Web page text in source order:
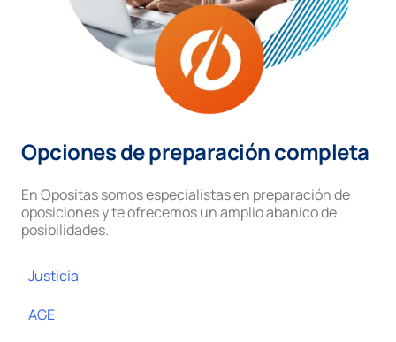
Opciones de preparación completa
En Opositas somos especialistas en preparación de
oposiciones y te ofrecemos un amplio abanico de
posibilidades.
Justicia
AGE